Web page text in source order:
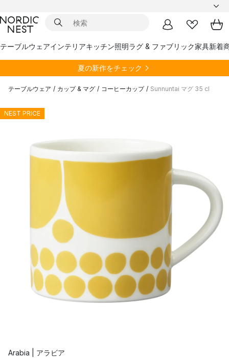
テーブルウェアインテリアキッチン照明ラグ & ファブリック家具新着
夏の新作をチェック
テーブルウェア / カップ & マグ / コーヒーカップ / Sunnuntai マグ 35 cl
NEST PRICE
Arabia | アラビア